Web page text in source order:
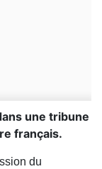
une tribune
français.
du